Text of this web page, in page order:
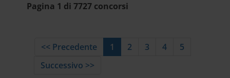
Pagina 1 di 7727 concorsi
<< Precedente 1 2 3 4
5
Successivo >>